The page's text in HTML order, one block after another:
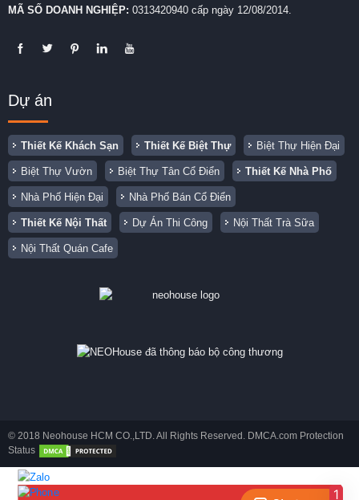
MÃ SỐ DOANH NGHIỆP: 0313420940 cấp ngày 12/08/2014.
Dự án
Thiết Kế Khách Sạn Thiết Kế Biệt Thự Biệt Thự Hiện Đại
Biệt Thự Vườn Biệt Thự Tân Cổ Điển Thiết Kế Nhà Phố
Nhà Phố Hiện Đại Nhà Phố Bán Cổ Điển
Thiết Kế Nội Thất Dự Án Thi Công Nội Thất Trà Sữa
Nội Thất Quán Cafe
© 2018 Neohouse HCM CO.,LTD. All Rights Reserved. DMCA.com Protection
Status
1